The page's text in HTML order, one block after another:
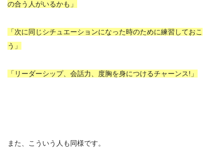
の合う人がいるかも」
「次に同じシチュエーションになった時のために練習しておこ
う」
「リーダーシップ、会話力、度胸を身につけるチャーンス!」
また、こういう人も同様です。